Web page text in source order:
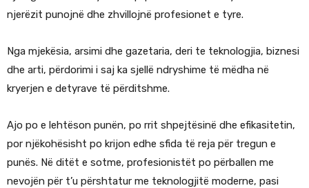
njerëzit punojnë dhe zhvillojnë profesionet e tyre.
Nga mjekësia, arsimi dhe gazetaria, deri te teknologjia, biznesi
dhe arti, përdorimi i saj ka sjellë ndryshime të mëdha në
kryerjen e detyrave të përditshme.
Ajo po e lehtëson punën, po rrit shpejtësinë dhe efikasitetin,
por njëkohësisht po krijon edhe sfida të reja për tregun e
punës. Në ditët e sotme, profesionistët po përballen me
nevojën për t’u përshtatur me teknologjitë moderne, pasi